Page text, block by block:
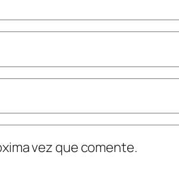
vez que comente.